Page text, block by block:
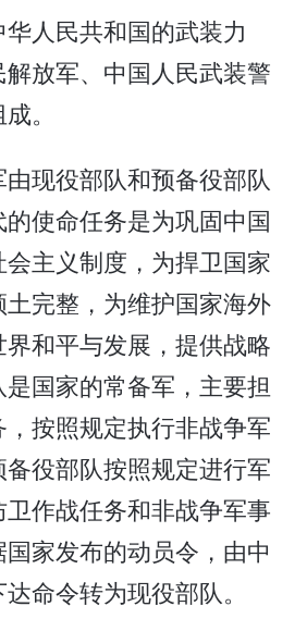
人民共和国的武装力
放军、中国人民武装警
。
现役部队和预备役部队
使命任务是为巩固中国
主义制度，为捍卫国家
完整，为维护国家海外
和平与发展，提供战略
国家的常备军，主要担
按照规定执行非战争军
役部队按照规定进行军
作战任务和非战争军事
家发布的动员令，由中
命令转为现役部队。